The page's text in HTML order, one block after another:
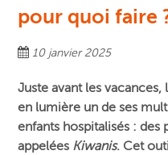
pour quoi faire
10 janvier 2025
Juste avant les vacances,
en lumière un de ses
enfants hospitalisés : des
appelées Kiwanis. Cet